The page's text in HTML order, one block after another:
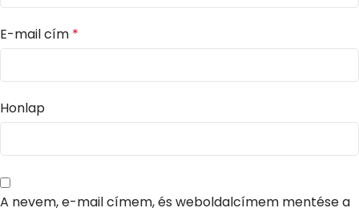
E-mail cím *
Honlap
A nevem, e-mail címem, és weboldalcímem mentése a